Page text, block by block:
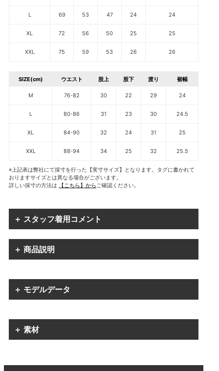
L 69 53 47 24 24
XL 72 56 50 25 25
XXL 75 59 53 26 26
SIZE(cm) ウエスト 股上 股下 渡り 裾幅
M 76-82 30 22 29 24
L 80-86 31 23 30 24.5
XL 84-90 32 24 31 25
XXL 88-94 34 25 32 25.5
※上記表は弊社にて採寸を行った【実寸サイズ】となります。タグに書かれて
おりますサイズとは異なる場合がございます。
詳しい採寸の方法は
【こちら】からご確認ください。
＋ スタッフ着用コメント
＋ 商品説明
＋ モデルデータ
＋ 素材